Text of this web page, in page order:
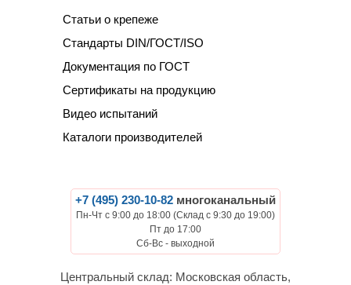
Статьи о крепеже
Стандарты DIN/ГОСТ/ISO
Документация по ГОСТ
Сертификаты на продукцию
Видео испытаний
Каталоги производителей
+7 (495) 230-10-82 многоканальный
Пн-Чт с 9:00 до 18:00 (Склад с 9:30 до 19:00)
Пт до 17:00
Сб-Вс - выходной
Центральный склад: Московская область,